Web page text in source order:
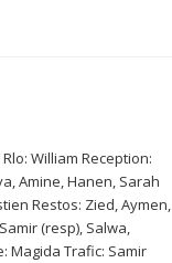
William Reception:
Amine, Hanen, Sarah
Restos: Zied, Aymen,
(resp), Salwa,
Magida Trafic: Samir